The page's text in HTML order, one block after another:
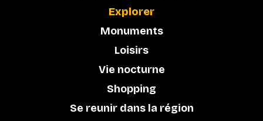
Explorer
Monuments
Loisirs
Vie nocturne
Shopping
Se reunir dans la région